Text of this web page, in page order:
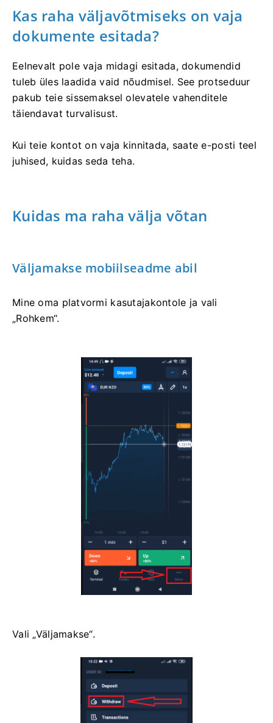
Kas raha väljavõtmiseks on vaja
dokumente esitada?
Eelnevalt pole vaja midagi esitada, dokumendid
tuleb üles laadida vaid nõudmisel. See protseduur
pakub teie sissemaksel olevatele vahenditele
täiendavat turvalisust.
Kui teie kontot on vaja kinnitada, saate e-posti teel
juhised, kuidas seda teha.
Kuidas ma raha välja võtan
Väljamakse mobiilseadme abil
Mine oma platvormi kasutajakontole ja vali
„Rohkem“.
Vali „Väljamakse“.